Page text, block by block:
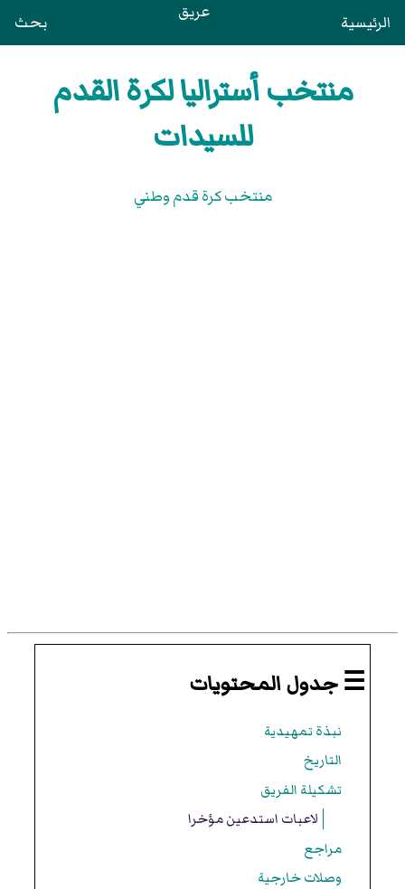
الرئيسية عريق بحث
منتخب أستراليا لكرة القدم
للسيدات
منتخب كرة قدم وطني
☰ جدول المحتويات
نبذة تمهيدية
التاريخ
تشكيلة الفريق
لاعبات استدعين مؤخرا
مراجع
وصلات خارجية